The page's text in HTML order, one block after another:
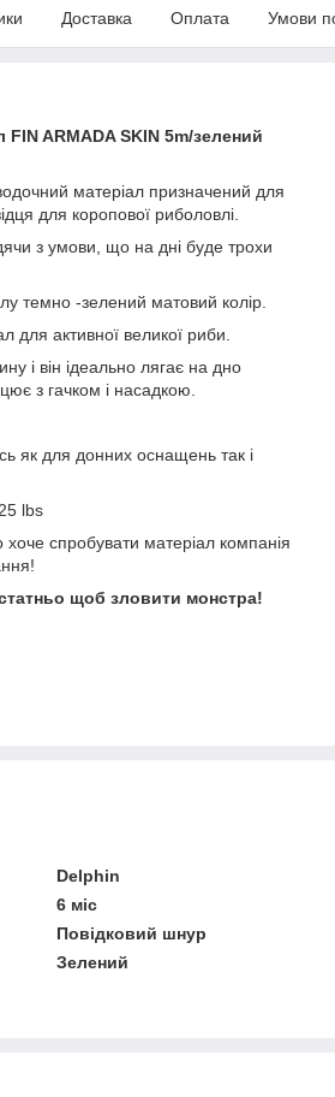
Доставка Оплата Умови
ARMADA SKIN 5m/зелений
матеріал призначений для
для коропової риболовлі.
з умови, що на дні буде трохи
темно -зелений матовий колір.
для активної великої риби.
і він ідеально лягає на дно
з гачком і насадкою.
як для донних оснащень так і
lbs
спробувати матеріал компанія
щоб зловити монстра!
Delphin
6 міс
Повідковий шнур
Зелений